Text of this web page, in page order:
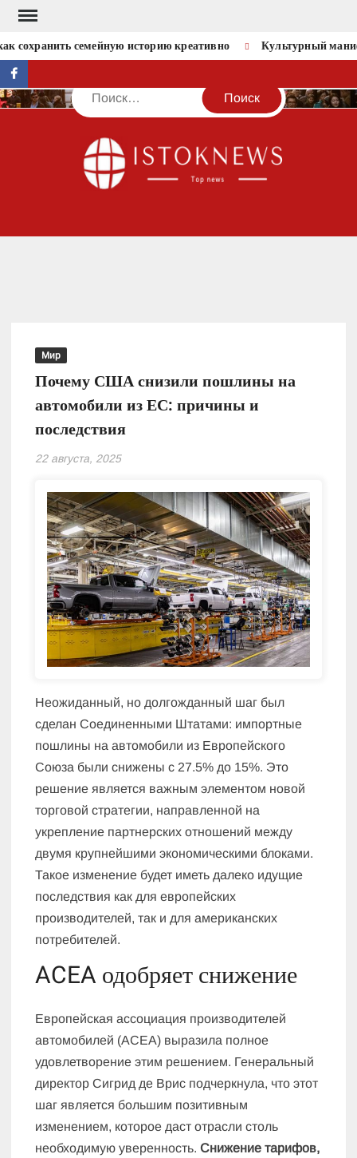
Перейти
содержимому
сохранить семейную историю креативно Культурный
facebook
Поиск
Мир
Почему США снизили пошлины на
автомобили из ЕС: причины и
последствия
22 августа, 2025
Неожиданный, но долгожданный шаг был
сделан Соединенными Штатами: импортные
пошлины на автомобили из Европейского
Союза были снижены с 27.5% до 15%. Это
решение является важным элементом новой
торговой стратегии, направленной на
укрепление партнерских отношений между
двумя крупнейшими экономическими блоками.
Такое изменение будет иметь далеко идущие
последствия как для европейских
производителей, так и для американских
потребителей.
ACEA одобряет снижение
Европейская ассоциация производителей
автомобилей (ACEA) выразила полное
удовлетворение этим решением. Генеральный
директор Сигрид де Врис подчеркнула, что этот
шаг является большим позитивным
изменением, которое даст отрасли столь
необходимую уверенность.Снижение тарифов,